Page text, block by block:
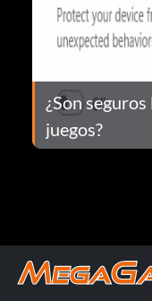
¿Son
juegos?